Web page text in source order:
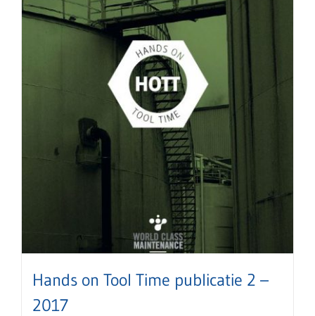
Hands on Tool Time publicatie 2 –
2017